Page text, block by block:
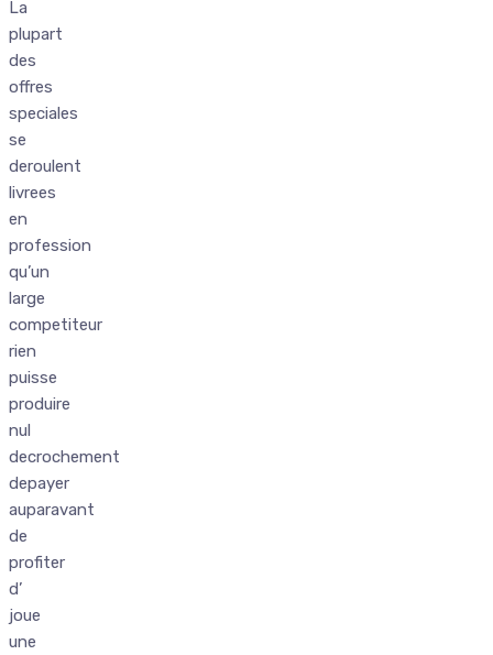
La
plupart
des
offres
speciales
se
deroulent
livrees
en
profession
qu’un
large
competiteur
rien
puisse
produire
nul
decrochement
depayer
auparavant
de
profiter
d’
joue
une